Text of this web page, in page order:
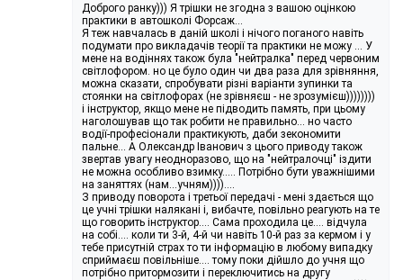
Доброго ранку))) Я трішки не згодна з вашою оцінкою
практики в автошколі Форсаж...
Я теж навчалась в даній школі і нічого поганого навіть
подумати про викладачів теорії та практики не можу ... У
мене на водіннях також була "нейтралка" перед червоним
світлофором. но це було один чи два раза для зрівняння,
можна сказати, спробувати різні варіанти зупинки та
стоянки на світлофорах (не зрівняєш - не зрозумієш))))))))
і інструктор, якщо мене не підводить память, при цьому
наголошував що так робити не правильно... но часто
водії-професіонали практикують, даби зекономити
пальне... А Олександр Іванович з цього приводу також
звертав увагу неодноразово, що на "нейтралочці" іздити
не можна особливо взимку..... Потрібно бути уважнішими
на заняттях (нам...учням))))....
З приводу поворота і третьої передачі - мені здається що
це учні трішки налякані і, вибачте, повільно реагують на те
що говорить інструктор.... Сама проходила це.... відчула
на собі…. коли ти 3-й, 4-й чи навіть 10-й раз за кермом і у
тебе присутній страх то ти інформацію в любому випадку
сприймаєш повільніше.... тому поки дійшло до учня що
потрібно притормозити і переключитись на другу